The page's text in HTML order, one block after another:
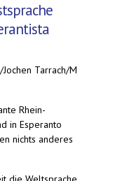
Tarrach/M
Rhein-
in Esperanto
nichts anderes